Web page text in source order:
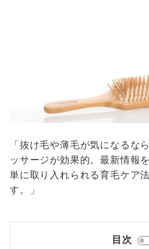
「抜け毛や薄毛が気になるな
ッサージが効果的。最新情報
単に取り入れられる育毛ケア
す。」
目次